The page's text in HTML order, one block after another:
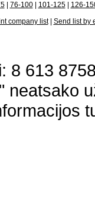
| 76-100| 101-125|
126-
company list| Send list by
8 613
neatsako